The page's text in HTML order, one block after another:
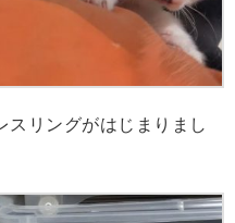
リングがはじまりまし